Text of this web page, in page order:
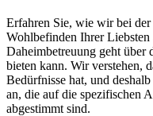
Erfahren Sie, wie wir bei
Wohlbefinden Ihrer Liebsten
Daheimbetreuung geht über
bieten kann. Wir verstehen,
Bedürfnisse hat, und
an, die auf die spezifischen
abgestimmt sind.